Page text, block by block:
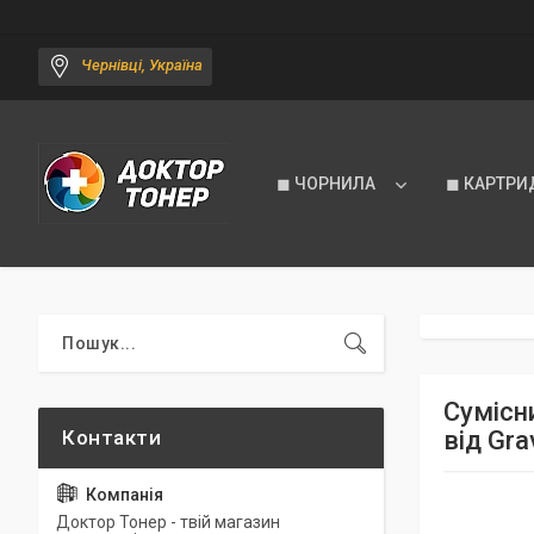
Чернівці, Україна
◼ ЧОРНИЛА ◼
від
Доктор Тонер - твій магазин